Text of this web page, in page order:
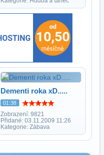
Dementi roka xD.....
01:38
Zobrazení: 9821
Přidané: 03.11.2009 11:26
Kategorie: Zábava